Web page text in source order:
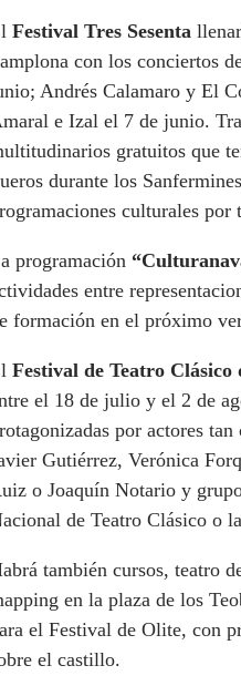
Festival Tres Sesenta
con los conciertos
Andrés Calamaro y El
e Izal el 7 de junio.
gratuitos que
durante los
culturales por
programación
entre
formación en el próximo
Festival de Teatro Clásico
el 18 de julio y el 2 de
por actores
Gutiérrez, Verónica
o Joaquín Notario y
de Teatro Clásico o
también cursos, teatro
en la plaza de los
el Festival de Olite, con
el castillo.